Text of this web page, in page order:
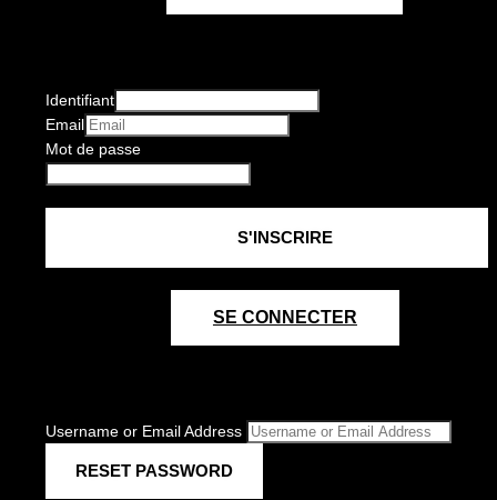
Identifiant
Email
Mot de passe
SE CONNECTER
Username or Email Address